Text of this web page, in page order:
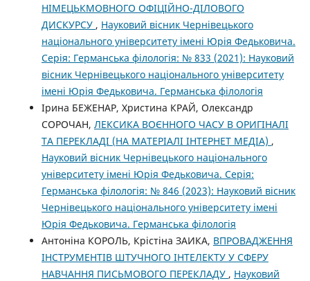
НІМЕЦЬКМОВНОГО ОФІЦІЙНО-ДІЛОВОГО
ДИСКУРСУ , Науковий вісник Чернівецького
національного університету імені Юрія Федьковича.
Серія: Германська філологія: № 833 (2021): Науковий
вісник Чернівецького національного університету
імені Юрія Федьковича. Германська філологія
Ірина БЕЖЕНАР, Христина КРАЙ, Олександр
СОРОЧАН, ЛЕКСИКА ВОЄННОГО ЧАСУ В ОРИГІНАЛІ
ТА ПЕРЕКЛАДІ (НА МАТЕРІАЛІ ІНТЕРНЕТ МЕДІА) ,
Науковий вісник Чернівецького національного
університету імені Юрія Федьковича. Серія:
Германська філологія: № 846 (2023): Науковий вісник
Чернівецького національного університету імені
Юрія Федьковича. Германська філологія
Антоніна КОРОЛЬ, Крістіна ЗАИКА, ВПРОВАДЖЕННЯ
ІНСТРУМЕНТІВ ШТУЧНОГО ІНТЕЛЕКТУ У СФЕРУ
НАВЧАННЯ ПИСЬМОВОГО ПЕРЕКЛАДУ , Науковий